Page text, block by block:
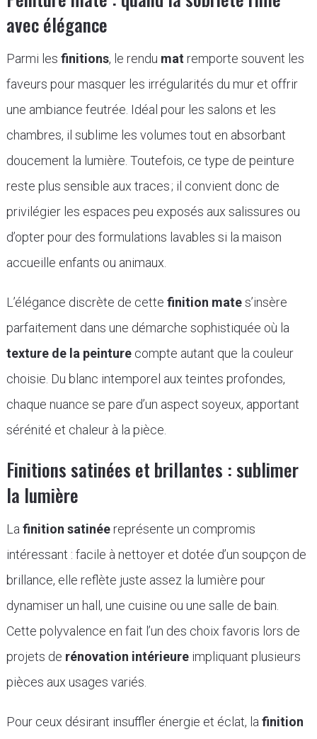
avec élégance
Parmi les finitions, le rendu mat remporte souvent les
faveurs pour masquer les irrégularités du mur et offrir
une ambiance feutrée. Idéal pour les salons et les
chambres, il sublime les volumes tout en absorbant
doucement la lumière. Toutefois, ce type de peinture
reste plus sensible aux traces ; il convient donc de
privilégier les espaces peu exposés aux salissures ou
d’opter pour des formulations lavables si la maison
accueille enfants ou animaux.
L’élégance discrète de cette finition mates’insère
parfaitement dans une démarche sophistiquée où la
texture de la peinturecompte autant que la couleur
choisie. Du blanc intemporel aux teintes profondes,
chaque nuance se pare d’un aspect soyeux, apportant
sérénité et chaleur à la pièce.
Finitions satinées et brillantes : sublimer
la lumière
La finition satinéereprésente un compromis
intéressant : facile à nettoyer et dotée d’un soupçon de
brillance, elle reflète juste assez la lumière pour
dynamiser un hall, une cuisine ou une salle de bain.
Cette polyvalence en fait l’un des choix favoris lors de
projets de rénovation intérieureimpliquant plusieurs
pièces aux usages variés.
Pour ceux désirant insuffler énergie et éclat, la finition